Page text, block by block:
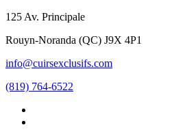
125 Av. Principale
Rouyn-Noranda (QC) J9X 4P1
info@cuirsexclusifs.com
(819) 764-6522